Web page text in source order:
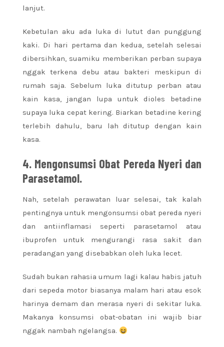
lanjut.
Kebetulan aku ada luka di lutut dan punggung
kaki. Di hari pertama dan kedua, setelah selesai
dibersihkan, suamiku memberikan perban supaya
nggak terkena debu atau bakteri meskipun di
rumah saja. Sebelum luka ditutup perban atau
kain kasa, jangan lupa untuk dioles betadine
supaya luka cepat kering. Biarkan betadine kering
terlebih dahulu, baru lah ditutup dengan kain
kasa.
4. Mengonsumsi Obat Pereda Nyeri dan
Parasetamol.
Nah, setelah perawatan luar selesai, tak kalah
pentingnya untuk mengonsumsi obat pereda nyeri
dan antiinflamasi seperti parasetamol atau
ibuprofen untuk mengurangi rasa sakit dan
peradangan yang disebabkan oleh luka lecet.
Sudah bukan rahasia umum lagi kalau habis jatuh
dari sepeda motor biasanya malam hari atau esok
harinya demam dan merasa nyeri di sekitar luka.
Makanya konsumsi obat-obatan ini wajib biar
nggak nambah ngelangsa.